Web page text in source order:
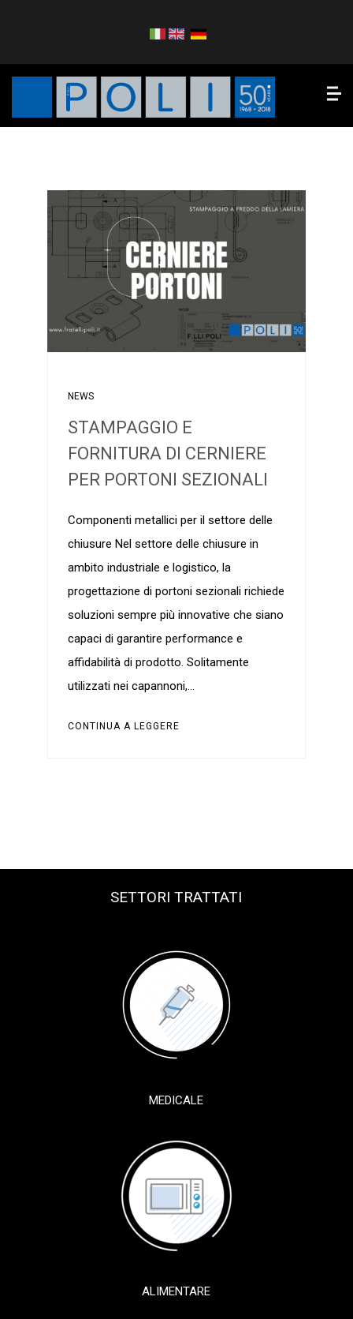
NEWS
STAMPAGGIO E
FORNITURA DI CERNIERE
PER PORTONI SEZIONALI
Componenti metallici per il settore delle
chiusure Nel settore delle chiusure in
ambito industriale e logistico, la
progettazione di portoni sezionali richiede
soluzioni sempre più innovative che siano
capaci di garantire performance e
affidabilità di prodotto. Solitamente
utilizzati nei capannoni,…
CONTINUA A LEGGERE
SETTORI TRATTATI
MEDICALE
ALIMENTARE